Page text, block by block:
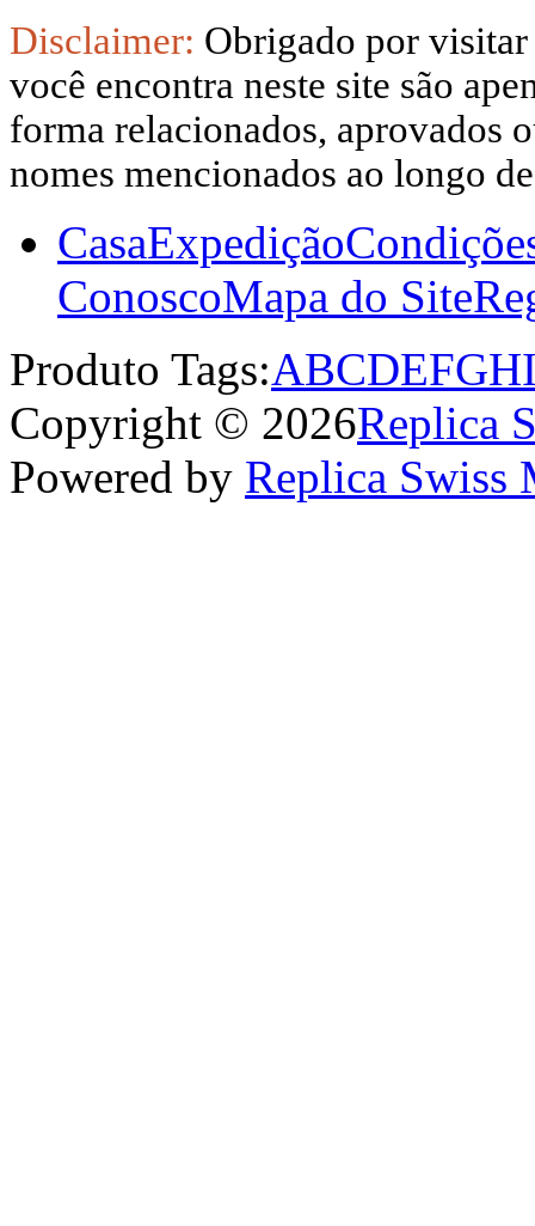
Disclaimer: Obrigado por visitar
você encontra neste site são
forma relacionados, aprovados
nomes mencionados ao longo
CasaExpedição
ConoscoMapa do Site
Produto Tags:ABCDEFGH
Copyright © 2026Replica
Powered by Replica Swiss